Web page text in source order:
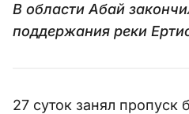
В области Абай
поддержания реки
27 суток занял пропуск